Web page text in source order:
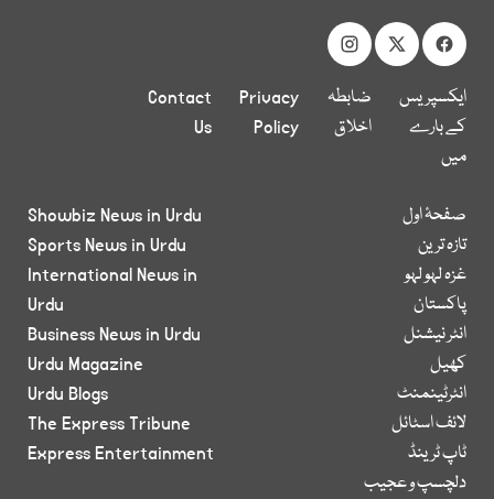
ایکسپریس
کے بارے
میں
ضابطہ
اخلاق
Privacy
Policy
Contact
Us
صفحۂ اول
تازہ ترین
غزہ لہو لہو
پاکستان
انٹر نیشنل
کھیل
انٹرٹینمنٹ
لائف اسٹائل
ٹاپ ٹرینڈ
دلچسپ و عجیب
Showbiz News in Urdu
Sports News in Urdu
International News in
Urdu
Business News in Urdu
Urdu Magazine
Urdu Blogs
The Express Tribune
Express Entertainment